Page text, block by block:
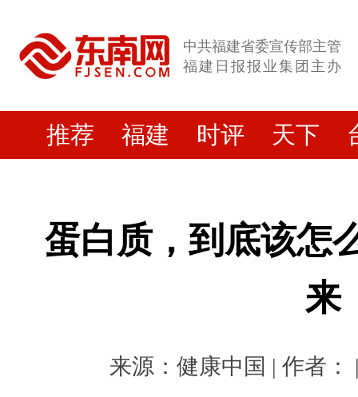
中共福建省委宣传部主管
福建日报报业集团主办
推荐 福建 时评 天下
蛋白质，到底该怎
来
来源：健康中国 | 作者：